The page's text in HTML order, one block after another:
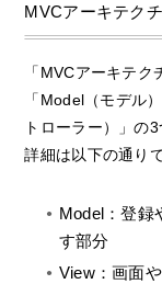
MVCアーキテク
「MVCアーキテ
「Model（モデル
トローラー）」の
詳細は以下の通りで
Model：登録
す部分
View：画面